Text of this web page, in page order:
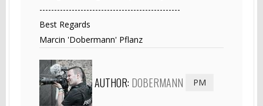
------------------------------------------------
Best Regards
Marcin 'Dobermann' Pflanz
AUTHOR: DOBERMANN PM